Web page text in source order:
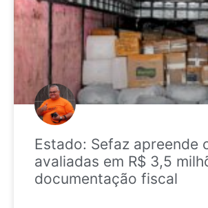
Estado: Sefaz apreende
avaliadas em R$ 3,5
documentação fiscal